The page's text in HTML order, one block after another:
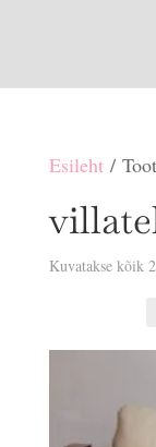
Esileht/
Kuvatakse kõik